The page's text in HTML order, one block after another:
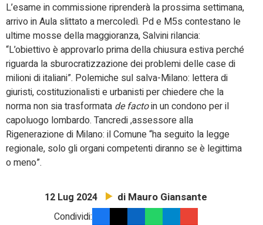
L’esame in commissione riprenderà la prossima settimana,
arrivo in Aula slittato a mercoledì. Pd e M5s contestano le
ultime mosse della maggioranza, Salvini rilancia:
“L’obiettivo è approvarlo prima della chiusura estiva perché
riguarda la sburocratizzazione dei problemi delle case di
milioni di italiani”. Polemiche sul salva-Milano: lettera di
giuristi, costituzionalisti e urbanisti per chiedere che la
norma non sia trasformata de factoin un condono per il
capoluogo lombardo. Tancredi ,assessore alla
Rigenerazione di Milano: il Comune “ha seguito la legge
regionale, solo gli organi competenti diranno se è legittima
o meno”.
12 Lug 2024 di Mauro Giansante
Condividi: